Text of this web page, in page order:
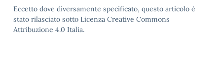
Eccetto dove diversamente specificato, questo articolo è
stato rilasciato sotto Licenza Creative Commons
Attribuzione 4.0 Italia.